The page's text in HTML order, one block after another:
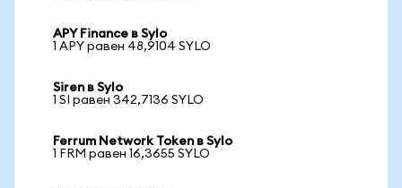
APY Finance в Sylo
1 APY равен 48,9104 SYLO
Siren в Sylo
1 SI равен 342,7136 SYLO
Ferrum Network Token в Sylo
1 FRM равен 16,3655 SYLO